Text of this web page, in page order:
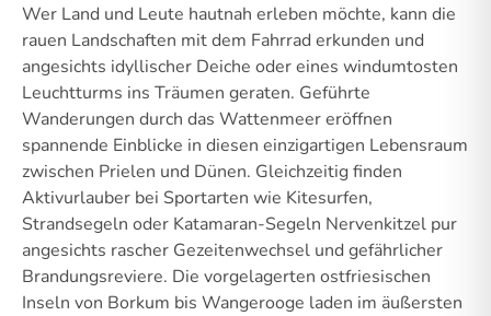
Wer Land und Leute hautnah erleben möchte, kann die
rauen Landschaften mit dem Fahrrad erkunden und
angesichts idyllischer Deiche oder eines windumtosten
Leuchtturms ins Träumen geraten. Geführte
Wanderungen durch das Wattenmeer eröffnen
spannende Einblicke in diesen einzigartigen Lebensraum
zwischen Prielen und Dünen. Gleichzeitig finden
Aktivurlauber bei Sportarten wie Kitesurfen,
Strandsegeln oder Katamaran-Segeln Nervenkitzel pur
angesichts rascher Gezeitenwechsel und gefährlicher
Brandungsreviere. Die vorgelagerten ostfriesischen
Inseln von Borkum bis Wangerooge laden im äußersten